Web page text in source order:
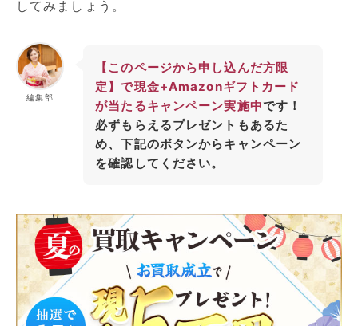
してみましょう。
編集部
【このページから申し込んだ方限
定】で現金+Amazonギフトカード
が当たるキャンペーン実施中です！
必ずもらえるプレゼントもあるた
め、下記のボタンからキャンペーン
を確認してください。